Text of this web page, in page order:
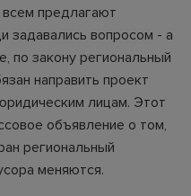
предлагают
задавались вопросом - а
по закону региональный
направить проект
лицам. Этот
объявление о том,
региональный
меняются.